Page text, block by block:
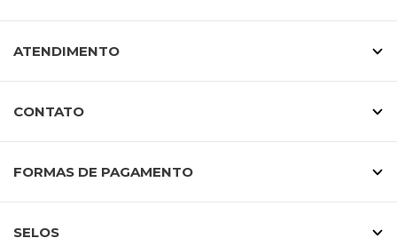
ATENDIMENTO
CONTATO
FORMAS DE PAGAMENTO
SELOS